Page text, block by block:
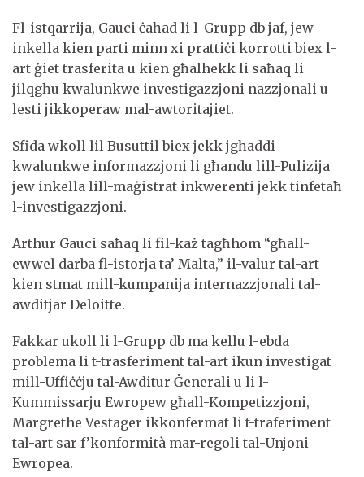
Fl-istqarrija, Gauci ċaħad li l-Grupp db jaf, jew
inkella kien parti minn xi prattiċi korrotti biex l-
art ġiet trasferita u kien għalhekk li saħaq li
jilqgħu kwalunkwe investigazzjoni nazzjonali u
lesti jikkoperaw mal-awtoritajiet.
Sfida wkoll lil Busuttil biex jekk jgħaddi
kwalunkwe informazzjoni li għandu lill-Pulizija
jew inkella lill-maġistrat inkwerenti jekk tinfetaħ
l-investigazzjoni.
Arthur Gauci saħaq li fil-każ tagħhom “għall-
ewwel darba fl-istorja ta’ Malta,” il-valur tal-art
kien stmat mill-kumpanija internazzjonali tal-
awditjar Deloitte.
Fakkar ukoll li l-Grupp db ma kellu l-ebda
problema li t-trasferiment tal-art ikun investigat
mill-Uffiċċju tal-Awditur Ġenerali u li l-
Kummissarju Ewropew għall-Kompetizzjoni,
Margrethe Vestager ikkonfermat li t-traferiment
tal-art sar f’konformità mar-regoli tal-Unjoni
Ewropea.